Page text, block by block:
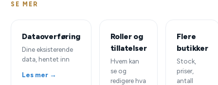
SE MER
Dataoverføring
Dine eksisterende
data, hentet inn
Les mer →
Roller og
tillatelser
Hvem kan
se og
redigere hva
Flere
butikker
Stock,
priser,
antall